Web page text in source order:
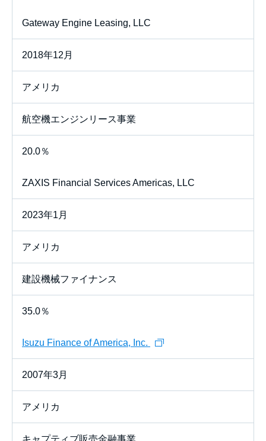
Gateway Engine Leasing, LLC
2018年12月
アメリカ
航空機エンジンリース事業
20.0％
ZAXIS Financial Services Americas, LLC
2023年1月
アメリカ
建設機械ファイナンス
35.0％
Isuzu Finance of America, Inc.
2007年3月
アメリカ
キャプティブ販売金融事業